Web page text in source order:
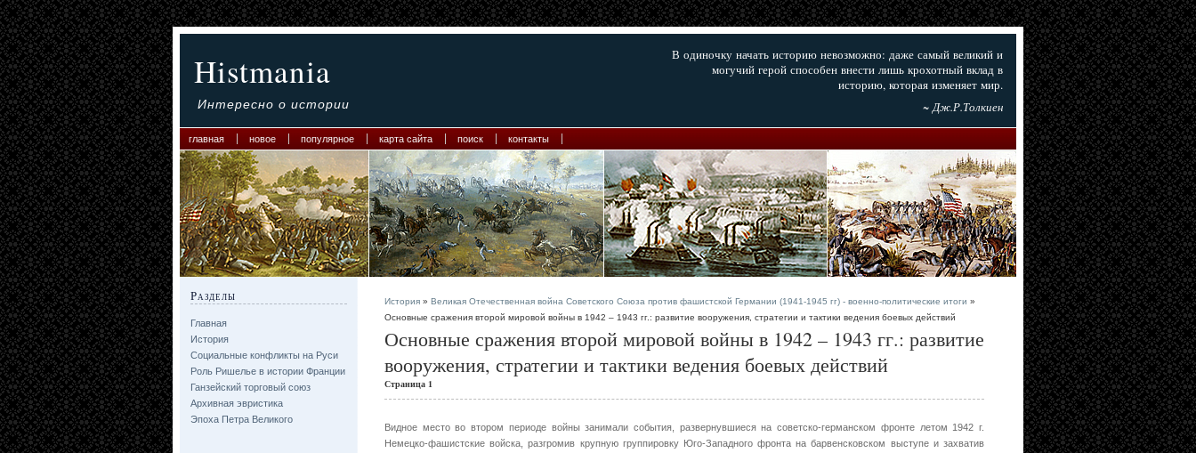
Histmania
Интересно о истории
В одиночку начать историю невозможно: даже самый великий и
могучий герой способен внести лишь крохотный вклад в
историю, которая изменяет мир.
~ Дж.Р.Толкиен
главная новое популярное карта сайта поиск контакты
Разделы
Главная
История
Социальные конфликты на Руси
Роль Ришелье в истории Франции
Ганзейский торговый союз
Архивная эвристика
Эпоха Петра Великого
История » Великая Отечественная война Советского Союза против фашистской Германии (1941-1945 гг) - военно-политические итоги »
Основные сражения второй мировой войны в 1942 – 1943 гг.: развитие вооружения, стратегии и тактики ведения боевых действий
Основные сражения второй мировой войны в 1942 – 1943 гг.: развитие
вооружения, стратегии и тактики ведения боевых действий
Страница 1
Видное место во втором периоде войны занимали события, развернувшиеся на советско-германском фронте летом 1942 г.
Немецко-фашистские войска, разгромив крупную группировку Юго-Западного фронта на барвенсковском выступе и захватив